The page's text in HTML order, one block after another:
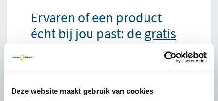
Deze website maakt gebruik van cookies
Ervaren of een product
écht bij jou past: de gratis
Wat kost de proefplaatsing?